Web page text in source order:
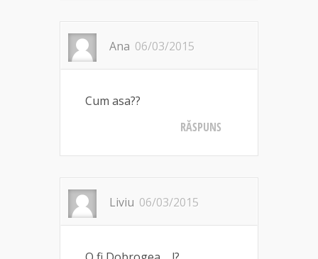
Ana 06/03/2015
Cum asa??
RĂSPUNS
Liviu 06/03/2015